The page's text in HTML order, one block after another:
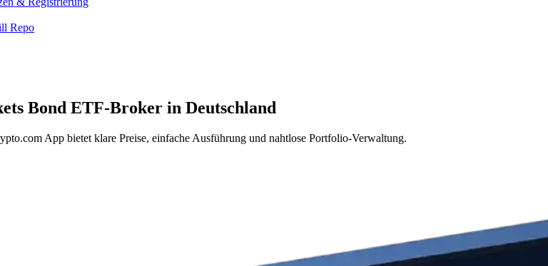
Repo
Bond ETF-Broker in Deutschland
App bietet klare Preise, einfache Ausführung und nahtlose Portfolio-Verwaltung.